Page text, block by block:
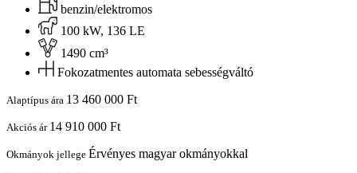
benzin/elektromos
100 kW, 136 LE
1490 cm³
Fokozatmentes automata sebességváltó
Alaptípus ára 13 460 000 Ft
Akciós ár 14 910 000 Ft
Okmányok jellege Érvényes magyar okmányokkal